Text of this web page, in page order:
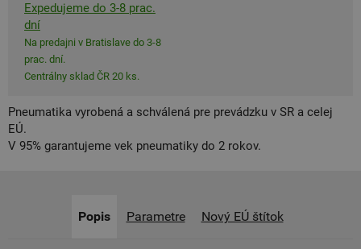
Expedujeme do 3-8 prac.
dní
Na predajni v Bratislave do 3-8
prac. dní.
Centrálny sklad ČR 20 ks.
Pneumatika vyrobená a schválená pre prevádzku v SR a celej
EÚ.
V 95% garantujeme vek pneumatiky do 2 rokov.
Popis Parametre Nový EÚ štítok